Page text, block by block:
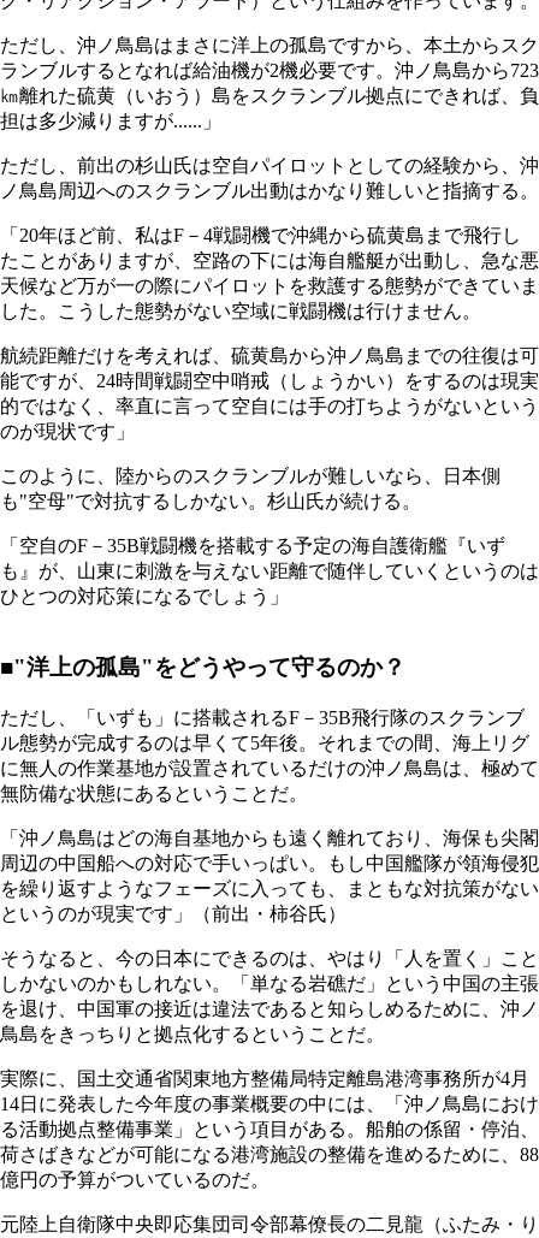
ただし、沖ノ鳥島はまさに洋上の孤島ですから、本土からスク
ランブルするとなれば給油機が2機必要です。沖ノ鳥島から723
㎞離れた硫黄（いおう）島をスクランブル拠点にできれば、負
担は多少減りますが......」
ただし、前出の杉山氏は空自パイロットとしての経験から、沖
ノ鳥島周辺へのスクランブル出動はかなり難しいと指摘する。
「20年ほど前、私はF－4戦闘機で沖縄から硫黄島まで飛行し
たことがありますが、空路の下には海自艦艇が出動し、急な悪
天候など万が一の際にパイロットを救護する態勢ができていま
した。こうした態勢がない空域に戦闘機は行けません。
航続距離だけを考えれば、硫黄島から沖ノ鳥島までの往復は可
能ですが、24時間戦闘空中哨戒（しょうかい）をするのは現実
的ではなく、率直に言って空自には手の打ちようがないという
のが現状です」
このように、陸からのスクランブルが難しいなら、日本側
も"空母"で対抗するしかない。杉山氏が続ける。
「空自のF－35B戦闘機を搭載する予定の海自護衛艦『いず
も』が、山東に刺激を与えない距離で随伴していくというのは
ひとつの対応策になるでしょう」
■"洋上の孤島"をどうやって守るのか？
ただし、「いずも」に搭載されるF－35B飛行隊のスクランブ
ル態勢が完成するのは早くて5年後。それまでの間、海上リグ
に無人の作業基地が設置されているだけの沖ノ鳥島は、極めて
無防備な状態にあるということだ。
「沖ノ鳥島はどの海自基地からも遠く離れており、海保も尖閣
周辺の中国船への対応で手いっぱい。もし中国艦隊が領海侵犯
を繰り返すようなフェーズに入っても、まともな対抗策がない
というのが現実です」（前出・柿谷氏）
そうなると、今の日本にできるのは、やはり「人を置く」こと
しかないのかもしれない。「単なる岩礁だ」という中国の主張
を退け、中国軍の接近は違法であると知らしめるために、沖ノ
鳥島をきっちりと拠点化するということだ。
実際に、国土交通省関東地方整備局特定離島港湾事務所が4月
14日に発表した今年度の事業概要の中には、「沖ノ鳥島におけ
る活動拠点整備事業」という項目がある。船舶の係留・停泊、
荷さばきなどが可能になる港湾施設の整備を進めるために、88
億円の予算がついているのだ。
元陸上自衛隊中央即応集団司令部幕僚長の二見龍（ふたみ・り